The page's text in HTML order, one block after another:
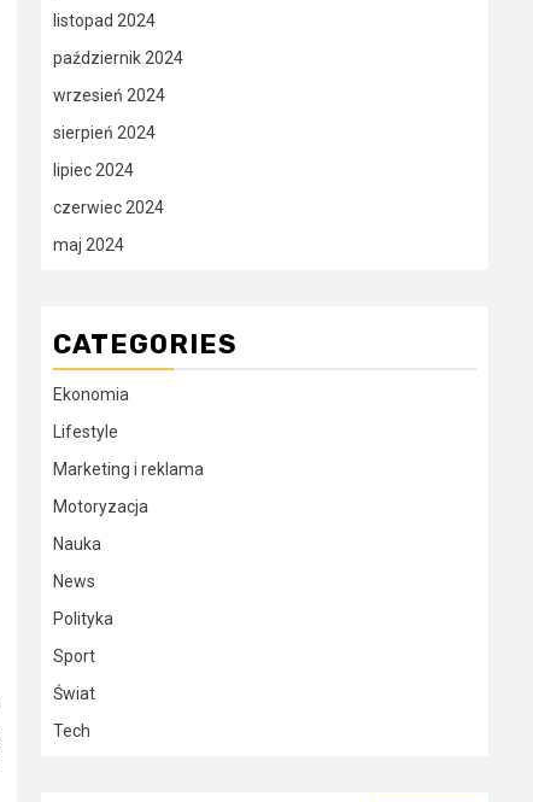
listopad 2024
październik 2024
wrzesień 2024
sierpień 2024
lipiec 2024
czerwiec 2024
maj 2024
CATEGORIES
Ekonomia
Lifestyle
Marketing i reklama
Motoryzacja
Nauka
News
Polityka
Sport
Świat
Tech